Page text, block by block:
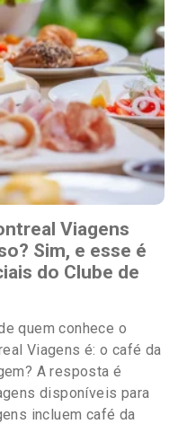
Viagens
Sim, e esse é
do Clube de
quem conhece o
Viagens é: o café da
A resposta é
disponíveis para
incluem café da